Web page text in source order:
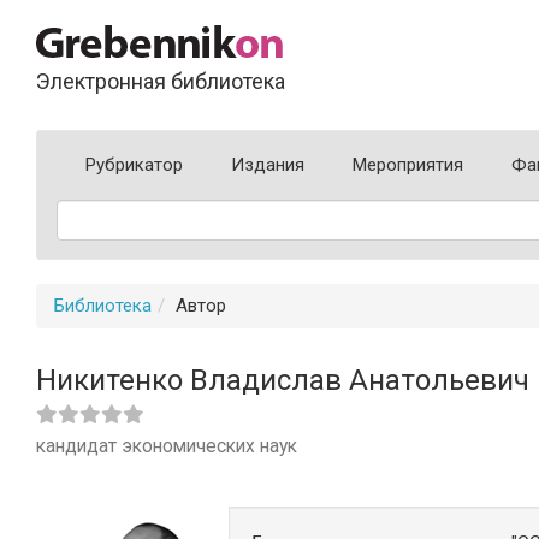
Электронная библиотека
Рубрикатор Издания Мероприятия
Библиотека Автор
Никитенко Владислав Анатольевич
кандидат экономических наук